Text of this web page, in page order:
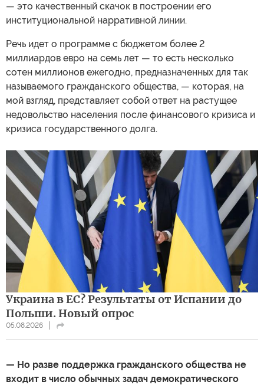
— это качественный скачок в построении его
институциональной нарративной линии.
Речь идет о программе с бюджетом более 2
миллиардов евро на семь лет — то есть несколько
сотен миллионов ежегодно, предназначенных для так
называемого гражданского общества, — которая, на
мой взгляд, представляет собой ответ на растущее
недовольство населения после финансового кризиса и
кризиса государственного долга.
Украина в ЕС? Результаты от Испании до
Польши. Новый опрос
05.08.2026
— Но разве поддержка гражданского общества не
входит в число обычных задач демократического